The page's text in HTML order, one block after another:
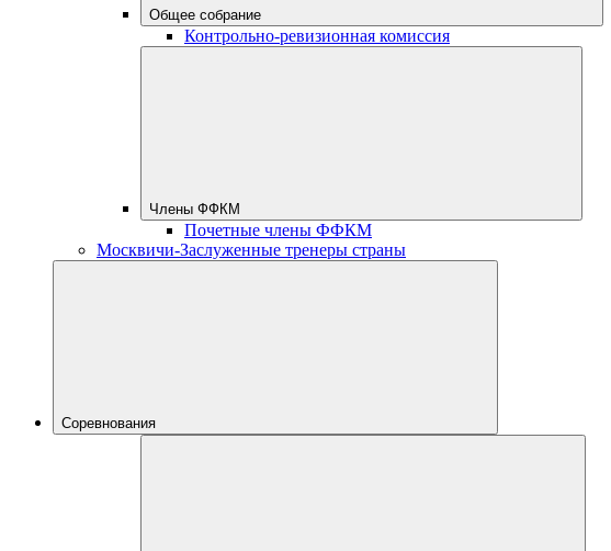
Общее собрание
Контрольно-ревизионная комиссия
Члены ФФКМ
Почетные члены ФФКМ
Москвичи-Заслуженные тренеры страны
Соревнования